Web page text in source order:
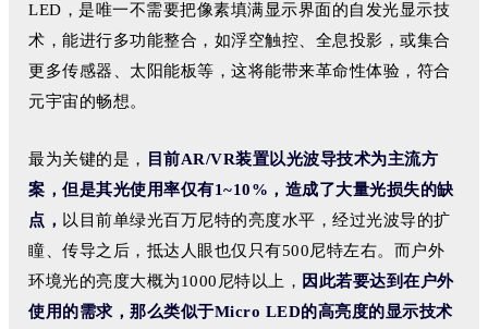
LED，是唯一不需要把像素填满显示界面的自发光显示技
术，能进行多功能整合，如浮空触控、全息投影，或集合
更多传感器、太阳能板等，这将能带来革命性体验，符合
元宇宙的畅想。
最为关键的是，
目前AR/VR装置以光波导技术为主流方
案，但是其光使用率仅有1~10%，造成了大量光损失的缺
点， 以目前单绿光百万尼特的亮度水平，经过光波导的扩
瞳、传导之后，抵达人眼也仅只有500尼特左右。而户外
环境光的亮度大概为1000尼特以上， 因此若要达到在户外
使用的需求，那么类似于Micro LED的高亮度的显示技术